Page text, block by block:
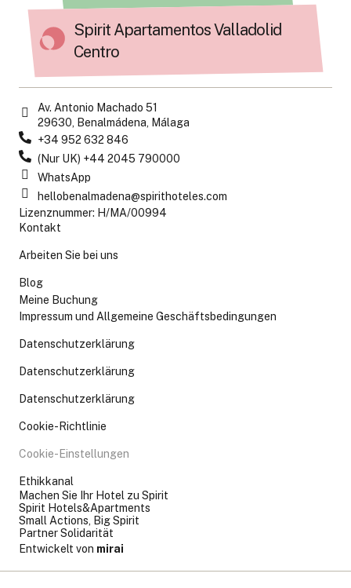
Spirit Apartamentos Valladolid
Centro
Av. Antonio Machado 51
29630, Benalmádena, Málaga
+34 952 632 846
(Nur UK) +44 2045 790000
WhatsApp
hellobenalmadena@spirithoteles.com
Lizenznummer: H/MA/00994
Kontakt
Arbeiten Sie bei uns
Blog
Meine Buchung
Impressum und Allgemeine Geschäftsbedingungen
Datenschutzerklärung
Datenschutzerklärung
Datenschutzerklärung
Cookie-Richtlinie
Cookie-Einstellungen
Ethikkanal
Machen Sie Ihr Hotel zu Spirit
Spirit Hotels&Apartments
Small Actions, Big Spirit
Partner Solidarität
Entwickelt von mirai